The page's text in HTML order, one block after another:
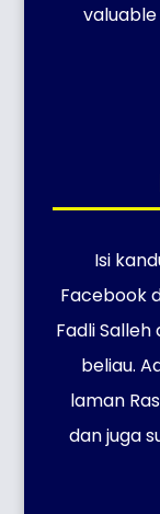
Isi
Facebook
Fadli
beliau.
laman
dan juga